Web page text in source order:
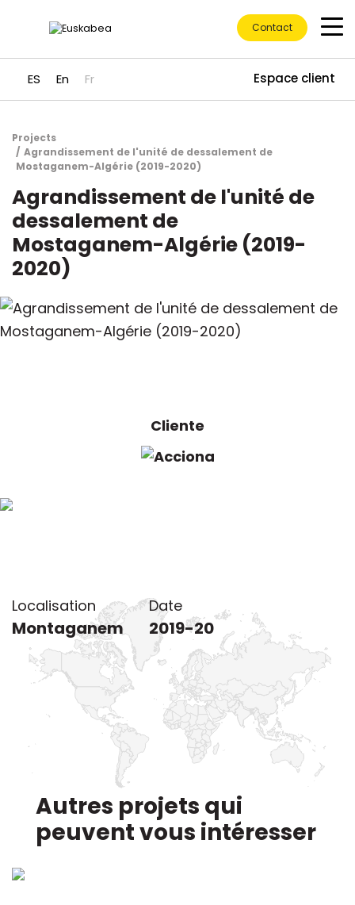
Accéder directement au contenu
ES En Fr Espace client
Contact
Projects
Agrandissement de l'unité de dessalement de
Mostaganem-Algérie (2019-2020)
Agrandissement de l'unité de
dessalement de
Mostaganem-Algérie (2019-
2020)
Cliente
Localisation du project
Localisation
Montaganem
Date
2019-20
Autres projets qui
peuvent vous intéresser